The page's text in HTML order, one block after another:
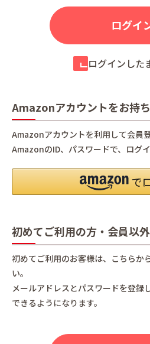
ログインした
Amazonアカウントをお持
Amazonアカウントを利用して会員
AmazonのID、パスワードで、ログ
初めてご利用の方・会員以
初めてご利用のお客様は、こちらか
い。
メールアドレスとパスワードを登録
できるようになります。